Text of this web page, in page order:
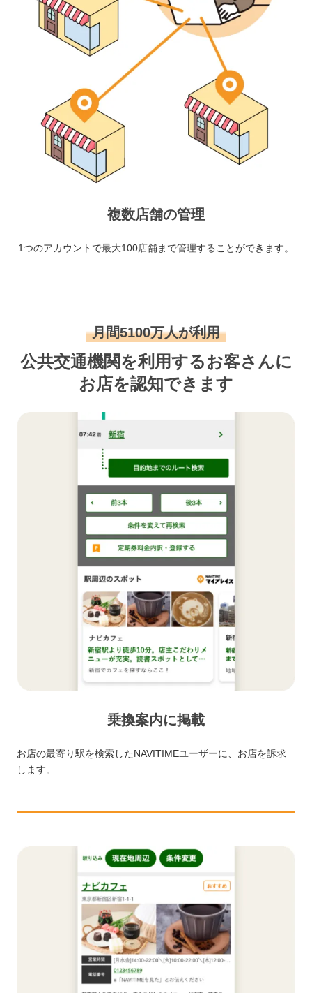
複数店舗の管理
1つのアカウントで最大100店舗まで管理することができます。
月間5100万人が利用
公共交通機関を利用するお客さんに
お店を認知できます
乗換案内に掲載
お店の最寄り駅を検索したNAVITIMEユーザーに、お店を訴求
します。